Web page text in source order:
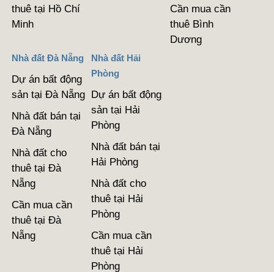
thuê tại Hồ Chí
Minh
Cần mua cần
thuê Bình
Dương
Nhà đất Đà Nẵng
Dự án bất động
sản tại Đà Nẵng
Nhà đất bán tại
Đà Nẵng
Nhà đất cho
thuê tại Đà
Nẵng
Cần mua cần
thuê tại Đà
Nẵng
Nhà đất Hải
Phòng
Dự án bất động
sản tại Hải
Phòng
Nhà đất bán tại
Hải Phòng
Nhà đất cho
thuê tại Hải
Phòng
Cần mua cần
thuê tại Hải
Phòng